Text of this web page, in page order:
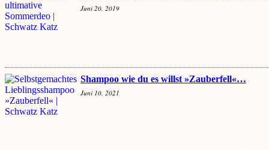
Juni 20, 2019
Shampoo wie du es willst »Zauberfell«…
Juni 10, 2021